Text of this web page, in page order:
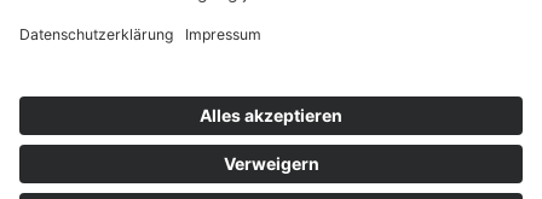
Brünieren
Spezialmittel
Salze zur Wärmeübertragung
Solartechnik
Solarwärme Speicherung
Wärmeübertragungssalze